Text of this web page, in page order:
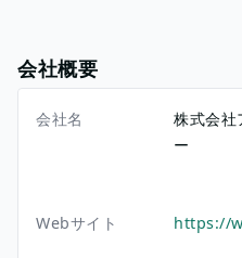
会社概要
会社名
株式会社
ー
Webサイト https://